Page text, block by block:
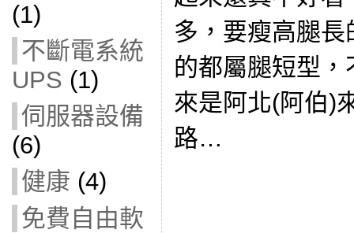
(1)
不斷電系統
UPS (1)
伺服器設備
(6)
健康 (4)
免費自由軟
多，要瘦高腿
的都屬腿短型
來是阿北(阿伯)
路…